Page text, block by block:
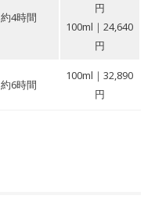
約4時間
円
100ml｜24,640
円
約6時間
100ml｜32,890
円